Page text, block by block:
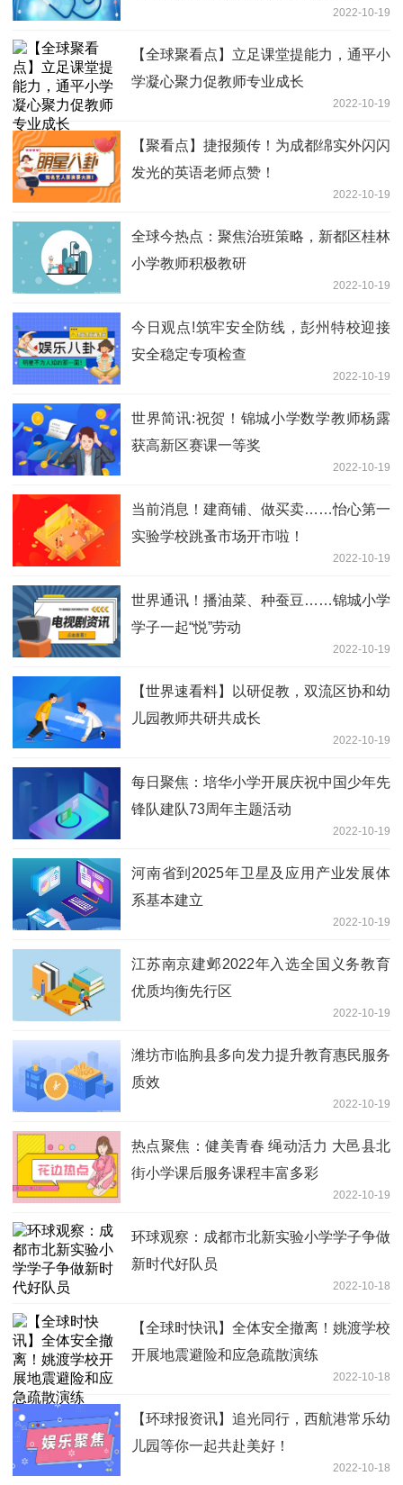
2022-10-19
【全球聚看点】立足课堂提能力，通平小
学凝心聚力促教师专业成长
2022-10-19
【聚看点】捷报频传！为成都绵实外闪闪
发光的英语老师点赞！
2022-10-19
全球今热点：聚焦治班策略，新都区桂林
小学教师积极教研
2022-10-19
今日观点!筑牢安全防线，彭州特校迎接
安全稳定专项检查
2022-10-19
世界简讯:祝贺！锦城小学数学教师杨露
获高新区赛课一等奖
2022-10-19
当前消息！建商铺、做买卖……怡心第一
实验学校跳蚤市场开市啦！
2022-10-19
世界通讯！播油菜、种蚕豆……锦城小学
学子一起“悦”劳动
2022-10-19
【世界速看料】以研促教，双流区协和幼
儿园教师共研共成长
2022-10-19
每日聚焦：培华小学开展庆祝中国少年先
锋队建队73周年主题活动
2022-10-19
河南省到2025年卫星及应用产业发展体
系基本建立
2022-10-19
江苏南京建邺2022年入选全国义务教育
优质均衡先行区
2022-10-19
潍坊市临朐县多向发力提升教育惠民服务
质效
2022-10-19
热点聚焦：健美青春 绳动活力 大邑县北
街小学课后服务课程丰富多彩
2022-10-19
环球观察：成都市北新实验小学学子争做
新时代好队员
2022-10-18
【全球时快讯】全体安全撤离！姚渡学校
开展地震避险和应急疏散演练
2022-10-18
【环球报资讯】追光同行，西航港常乐幼
儿园等你一起共赴美好！
2022-10-18